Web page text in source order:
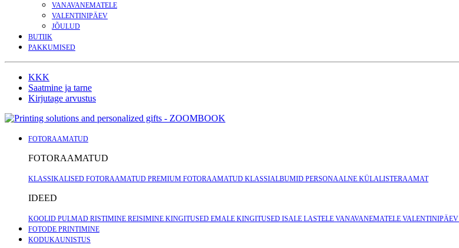
VANAVANEMATELE
VALENTINIPÄEV
JÕULUD
BUTIIK
PAKKUMISED
KKK
Saatmine ja tarne
Kirjutage arvustus
FOTORAAMATUD
FOTORAAMATUD
KLASSIKALISED FOTORAAMATUD PREMIUM FOTORAAMATUD KLASSIALBUMID PERSONAALNE KÜLALISTERAAMAT
IDEED
KOOLID PULMAD RISTIMINE REISIMINE KINGITUSED EMALE KINGITUSED ISALE LASTELE VANAVANEMATELE VALENTINIPÄEV
FOTODE PRINTIMINE
KODUKAUNISTUS